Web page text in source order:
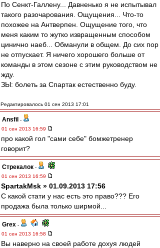
По Сенкт-Галлену... Давненько я не испытывал
такого разочарования. Ощущения... Что-то
похожее на Антверпен. Ощущение того, что
меня каким то жутко извращенным способом
цинично наеб... Обманули в общем. До сих пор
не отпускает. Я ничего хорошего больше от
команды в этом сезоне с этим руководством не
жду.
ЗЫ: болеть за Спартак естественно буду.
Редактировалось 01 сен 2013 17:01
Ansfil -
01 сен 2013 16:59
про какой гол "сами себе" бомжетренер
говорит?
Стрекалок -
01 сен 2013 16:59
SpartakMsk » 01.09.2013 17:56
С какой стати у нас есть это право??? Его
продажа была только ширмой...
Grex -
01 сен 2013 16:58
Вы наверно на своей работе дохуя людей